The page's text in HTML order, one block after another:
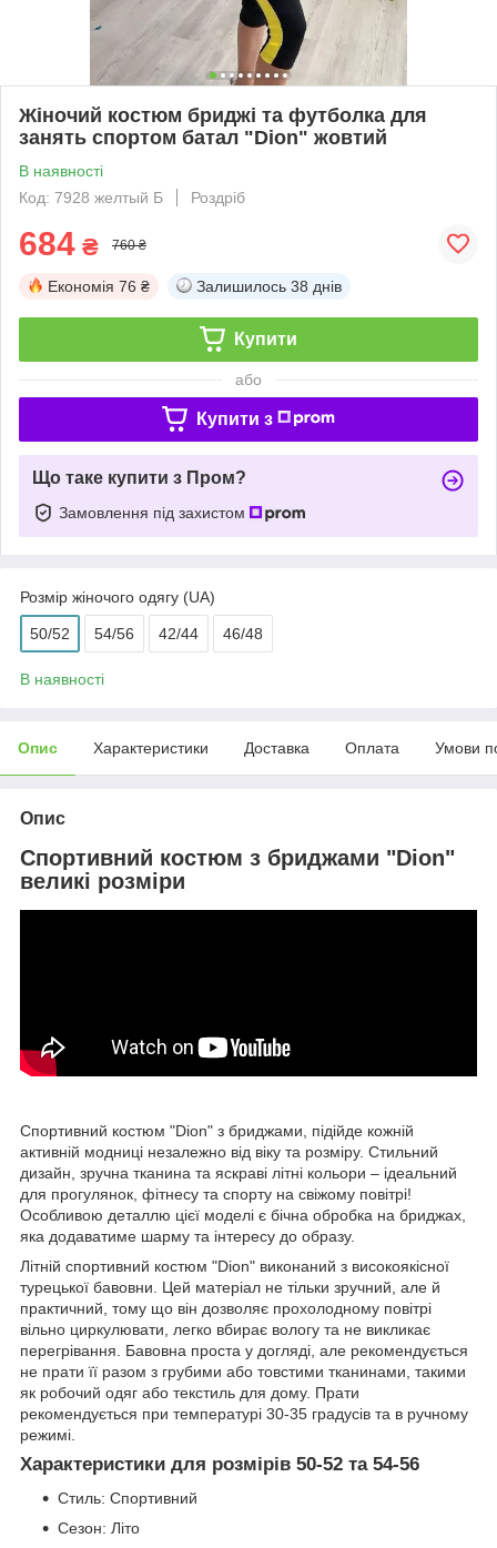
Жіночий костюм бриджі та футболка для
занять спортом батал "Dion" жовтий
В наявності
Код: 7928 желтый Б
Роздріб
684 ₴ 760 ₴
Економія 76 ₴ Залишилось 38 днів
Купити
або
Купити з
Що таке купити з Пром?
Замовлення під захистом
Розмір жіночого одягу (UA)
50/52 54/56 42/44 46/48
В наявності
Опис Характеристики Доставка Оплата Умови
Опис
Спортивний костюм з бриджами "Dion"
великі розміри
Спортивний костюм "Dion" з бриджами, підійде кожній
активній модниці незалежно від віку та розміру. Стильний
дизайн, зручна тканина та яскраві літні кольори – ідеальний
для прогулянок, фітнесу та спорту на свіжому повітрі!
Особливою деталлю цієї моделі є бічна обробка на бриджах,
яка додаватиме шарму та інтересу до образу.
Літній спортивний костюм "Dion" виконаний з високоякісної
турецької бавовни. Цей матеріал не тільки зручний, але й
практичний, тому що він дозволяє прохолодному повітрі
вільно циркулювати, легко вбирає вологу та не викликає
перегрівання. Бавовна проста у догляді, але рекомендується
не прати її разом з грубими або товстими тканинами, такими
як робочий одяг або текстиль для дому. Прати
рекомендується при температурі 30-35 градусів та в ручному
режимі.
Характеристики для розмірів 50-52 та 54-56
Стиль: Спортивний
Сезон: Літо